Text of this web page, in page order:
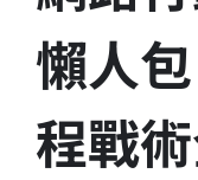
懶人
程戰